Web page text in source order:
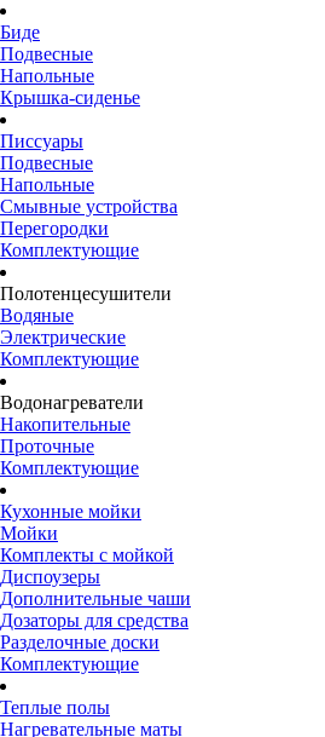
Биде
Подвесные
Напольные
Крышка-сиденье
Писсуары
Подвесные
Напольные
Смывные устройства
Перегородки
Комплектующие
Полотенцесушители
Водяные
Электрические
Комплектующие
Водонагреватели
Накопительные
Проточные
Комплектующие
Кухонные мойки
Мойки
Комплекты с мойкой
Диспоузеры
Дополнительные чаши
Дозаторы для средства
Разделочные доски
Комплектующие
Теплые полы
Нагревательные маты